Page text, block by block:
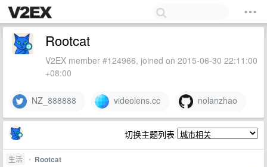
Rootcat
V2EX member #124966, joined on 2015-06-30 22:11:00
+08:00
NZ_888888 videolens.cc nolanzhao
切换主题列表
生活 • Rootcat